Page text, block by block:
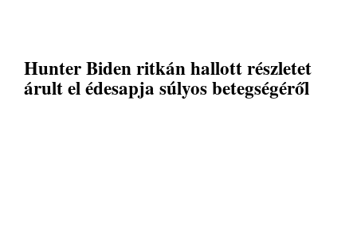
Hunter Biden ritkán hallott részletet
árult el édesapja súlyos betegségéről